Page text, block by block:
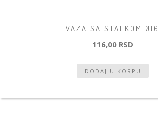
VAZA SA STALKOM Ø16
116,00 RSD